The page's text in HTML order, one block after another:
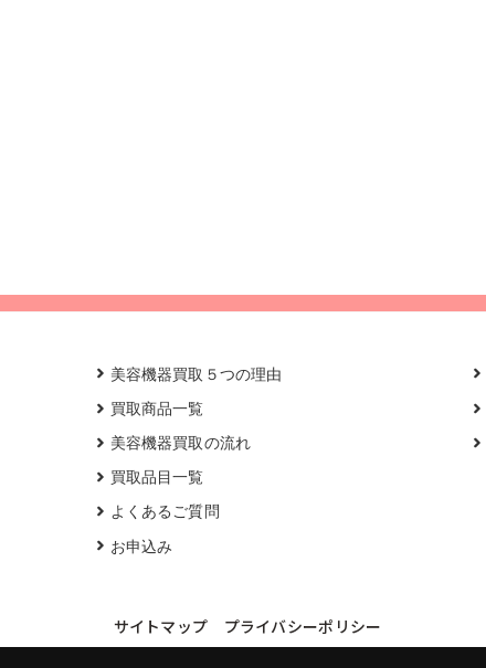
美容機器買取５つの理由
買取商品一覧
美容機器買取の流れ
買取品目一覧
よくあるご質問
お申込み
サイトマップ プライバシーポリシー